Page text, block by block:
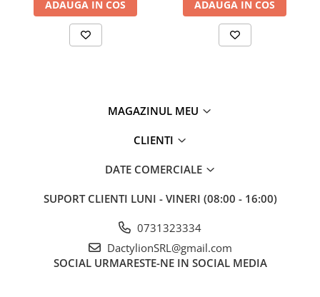
ADAUGA IN COS ADAUGA IN COS
MAGAZINUL MEU
CLIENTI
DATE COMERCIALE
SUPORT CLIENTI LUNI - VINERI (08:00 - 16:00)
0731323334
DactylionSRL@gmail.com
SOCIAL URMARESTE-NE IN SOCIAL MEDIA